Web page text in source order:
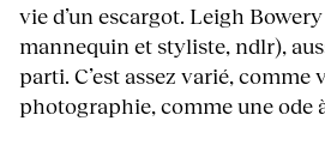
vie d’un escargot. Leigh
mannequin et styliste, ndlr),
parti. C’est assez varié, comme
photographie, comme une ode